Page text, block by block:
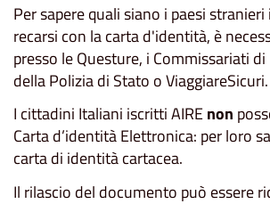
Per sapere quali siano i paesi
recarsi con la carta d'identità, è
presso le Questure, i Commissariati di
della Polizia di Stato o ViaggiareSicuri.
I cittadini Italiani iscritti AIREnon
Carta d’identità Elettronica: per loro
carta di identità cartacea.
Il rilascio del documento può essere